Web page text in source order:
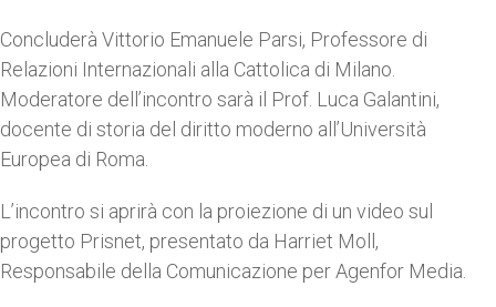
Concluderà Vittorio Emanuele Parsi, Professore di
Relazioni Internazionali alla Cattolica di Milano.
Moderatore dell’incontro sarà il Prof. Luca Galantini,
docente di storia del diritto moderno all’Università
Europea di Roma.
L’incontro si aprirà con la proiezione di un video sul
progetto Prisnet, presentato da Harriet Moll,
Responsabile della Comunicazione per Agenfor Media.